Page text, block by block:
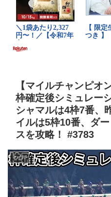
【マイルチャンピオ
枠確定後シミュレー
シャマルは4枠7番、
イルは5枠10番、ダ
スを攻略！ #3783
マイル